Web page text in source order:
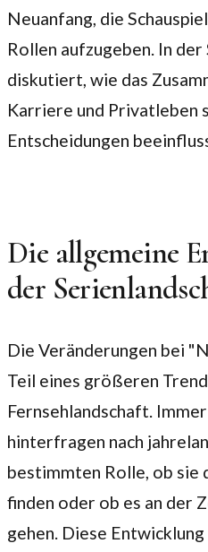
Neuanfang, die
Rollen aufzugeben. In
diskutiert, wie das
Karriere und Privatleben
Entscheidungen
Die allgemeine
der
Die Veränderungen bei
Teil eines größeren
Fernsehlandschaft.
hinterfragen nach
bestimmten Rolle, ob
finden oder ob es an der
gehen. Diese